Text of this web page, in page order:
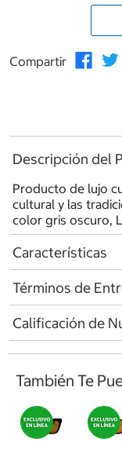
Compartir
Descripción del
Producto de lujo
cultural y las
color gris oscuro,
Características
Términos de
Calificación de
También Te